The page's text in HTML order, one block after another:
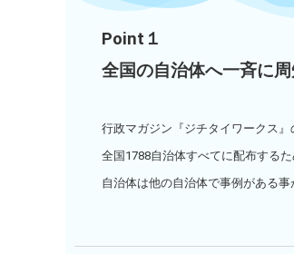
Point１
全国の自治体へ一斉に
行政マガジン『ジチタイワークス』
全国1788自治体すべてに配布するた
自治体は他の自治体で事例がある事